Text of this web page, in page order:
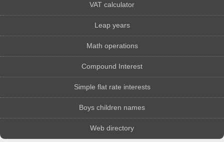
VAT calculator
Leap years
Math operations
Compound Interest
Simple flat rate interests
Boys children names
Web directory